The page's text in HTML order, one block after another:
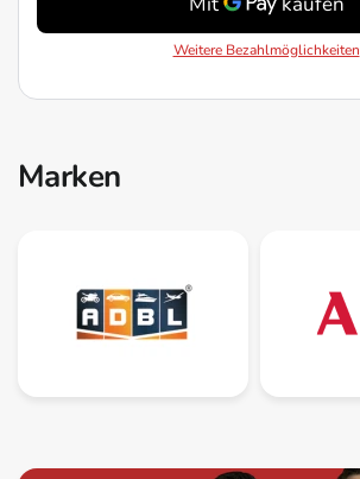
Weitere Bezahlmöglichkeiten
Marken